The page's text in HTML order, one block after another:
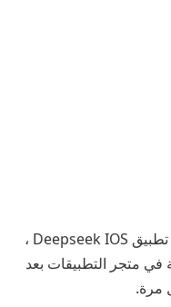
تم العثور على عيوب أمان متعددة في تطبيق Deepseek IOS ،
في متجر التطبيقات بعد
مرة.